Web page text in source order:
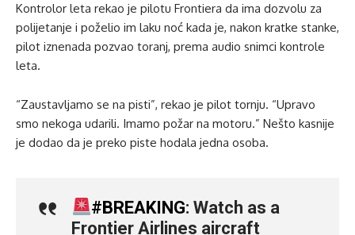
Kontrolor leta rekao je pilotu Frontiera da ima dozvolu za
polijetanje i poželio im laku noć kada je, nakon kratke stanke,
pilot iznenada pozvao toranj, prema audio snimci kontrole
leta.
“Zaustavljamo se na pisti”, rekao je pilot tornju. “Upravo
smo nekoga udarili. Imamo požar na motoru.” Nešto kasnije
je dodao da je preko piste hodala jedna osoba.
#BREAKING: Watch as a
Frontier Airlines aircraft